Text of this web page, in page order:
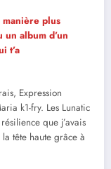
plus
album d’un
t’a
Expression
k1-fry. Les Lunatic
que j’avais
tête haute grâce à